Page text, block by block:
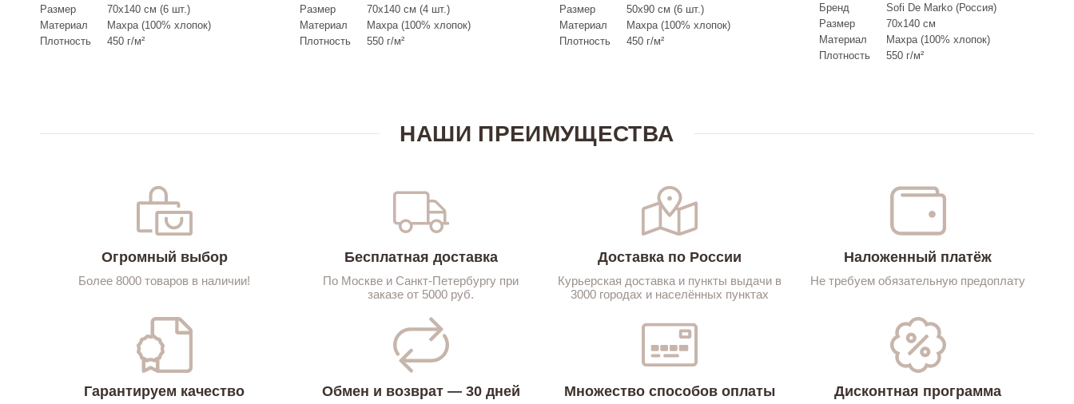
Размер
70х140 см (6 шт.)
Материал
Махра (100% хлопок)
Плотность
450 г/м²
Размер
70х140 см (4 шт.)
Материал
Махра (100% хлопок)
Плотность
550 г/м²
Размер
50х90 см (6 шт.)
Материал
Махра (100% хлопок)
Плотность
450 г/м²
Бренд
Sofi De Marko (Россия)
Размер
70х140 см
Материал
Махра (100% хлопок)
Плотность
550 г/м²
НАШИ ПРЕИМУЩЕСТВА
Огромный выбор
Более 8000 товаров в наличии!
Бесплатная доставка
По Москве и Санкт-Петербургу при
заказе от 5000 руб.
Доставка по России
Курьерская доставка и пункты выдачи в
3000 городах и населённых пунктах
Наложенный платёж
Не требуем обязательную предоплату
Гарантируем качество Обмен и возврат — 30 дней Множество способов оплаты Дисконтная программа